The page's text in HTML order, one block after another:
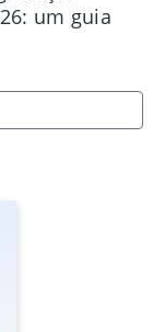
um guia
iniciantes